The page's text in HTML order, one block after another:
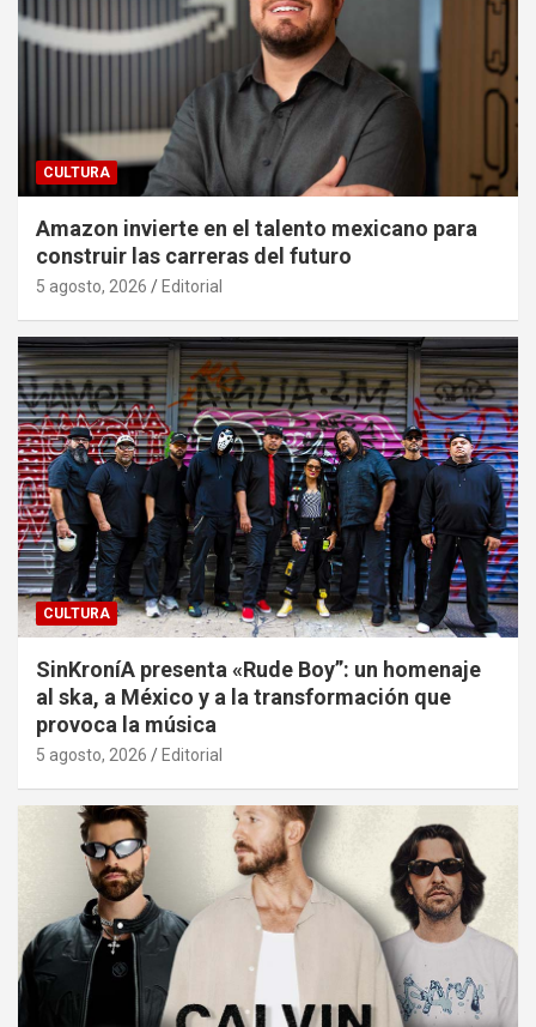
CULTURA
Amazon invierte en el talento mexicano para
construir las carreras del futuro
5 agosto, 2026 Editorial
CULTURA
SinKroníA presenta «Rude Boy”: un homenaje
al ska, a México y a la transformación que
provoca la música
5 agosto, 2026 Editorial